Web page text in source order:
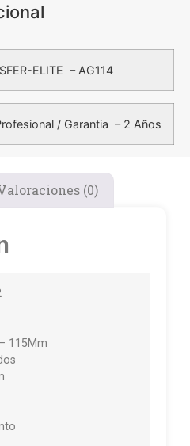
ELITE – AG114
/ Garantia – 2 Años
(0)
115Mm